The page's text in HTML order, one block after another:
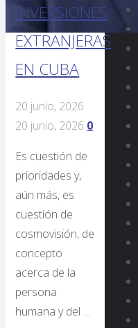
INVERSIONES
EXTRANJERAS
EN CUBA
20 junio, 2026
20 junio, 2026 0
Es cuestión de
prioridades y,
aún más, es
cuestión de
cosmovisión, de
concepto
acerca de la
persona
humana y del …